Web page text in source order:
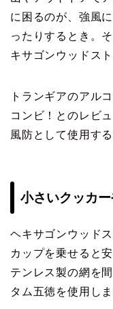
に困るのが、強風
ったりするとき。
キサゴンウッドス
トランギアのアル
コンビ！とのレビ
風防として使用す
小さいクッカ
ヘキサゴンウッド
カップを乗せると
テンレス製の網を
タム五徳を使用しま